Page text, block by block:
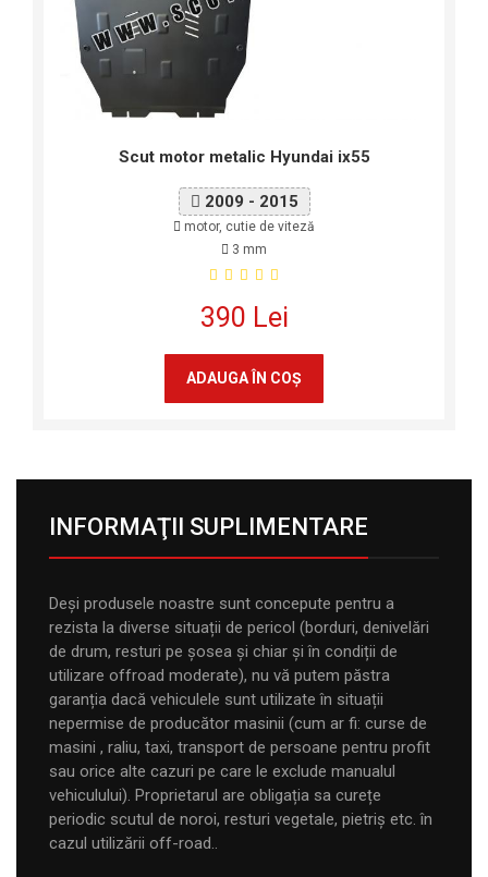
Scut motor metalic Hyundai ix55
2009 - 2015
motor, cutie de viteză
3 mm
390 Lei
ADAUGA ÎN COŞ
INFORMAŢII SUPLIMENTARE
Deși produsele noastre sunt concepute pentru a
rezista la diverse situații de pericol (borduri, denivelări
de drum, resturi pe șosea și chiar și în condiții de
utilizare offroad moderate), nu vă putem păstra
garanția dacă vehiculele sunt utilizate în situații
nepermise de producător masinii (cum ar fi: curse de
masini , raliu, taxi, transport de persoane pentru profit
sau orice alte cazuri pe care le exclude manualul
vehiculului). Proprietarul are obligația sa curețe
periodic scutul de noroi, resturi vegetale, pietriș etc. în
cazul utilizării off-road..